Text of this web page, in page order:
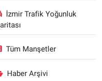
İzmir Trafik Yoğunluk
Tüm Manşetler
Haber Arşivi